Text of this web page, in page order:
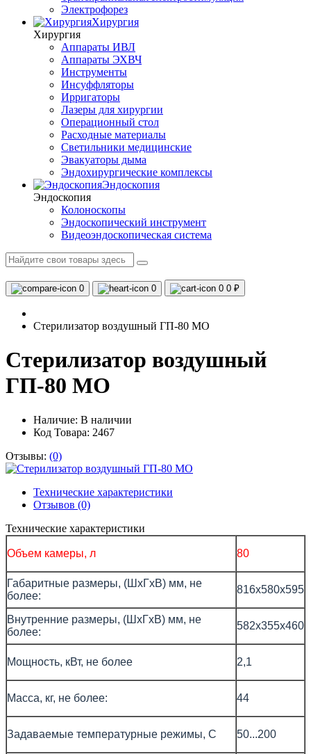
Электрофорез
Хирургия
Хирургия
Аппараты ИВЛ
Аппараты ЭХВЧ
Инструменты
Инсуффляторы
Ирригаторы
Лазеры для хирургии
Операционный стол
Расходные материалы
Светильники медицинские
Эвакуаторы дыма
Эндохирургические комплексы
Эндоскопия
Эндоскопия
Колоноскопы
Эндоскопический инструмент
Видеоэндоскопическая система
0 0 0 0 ₽
Стерилизатор воздушный ГП-80 МО
Стерилизатор воздушный
ГП-80 МО
Наличие: В наличии
Код Товара: 2467
Отзывы: (0)
Технические характеристики
Отзывов (0)
Технические характеристики
Объем камеры, л 80
Габаритные размеры, (ШхГхВ) мм, не
более:
816х580х595
Внутренние размеры, (ШхГхВ) мм, не
более:
582х355х460
Мощность, кВт, не более 2,1
Масса, кг, не более: 44
Задаваемые температурные режимы, С 50...200